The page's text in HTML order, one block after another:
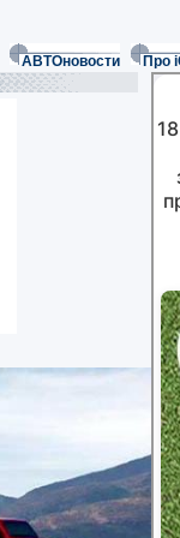
АВТОновости Про